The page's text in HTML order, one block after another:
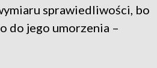
sprawiedliwości, bo
do jego umorzenia –